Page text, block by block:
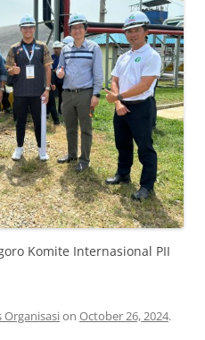
Komite Internasional PII
on October 26, 2024.